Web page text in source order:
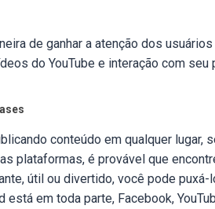
de ganhar a atenção dos
do YouTube e interação com
conteúdo em qualquer lugar,
plataformas, é provável que
útil ou divertido, você pode
está em toda parte, Facebook,